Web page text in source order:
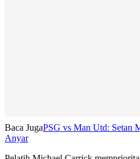
Baca JugaPSG vs Man Utd: Setan
Anyar